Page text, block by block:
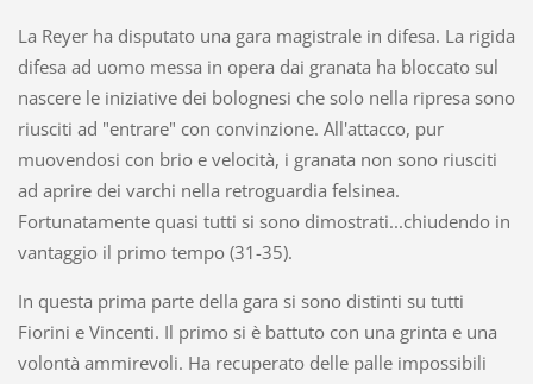
La Reyer ha disputato una gara magistrale in difesa. La rigida
difesa ad uomo messa in opera dai granata ha bloccato sul
nascere le iniziative dei bolognesi che solo nella ripresa sono
riusciti ad "entrare" con convinzione. All'attacco, pur
muovendosi con brio e velocità, i granata non sono riusciti
ad aprire dei varchi nella retroguardia felsinea.
Fortunatamente quasi tutti si sono dimostrati...chiudendo in
vantaggio il primo tempo (31-35).
In questa prima parte della gara si sono distinti su tutti
Fiorini e Vincenti. Il primo si è battuto con una grinta e una
volontà ammirevoli. Ha recuperato delle palle impossibili